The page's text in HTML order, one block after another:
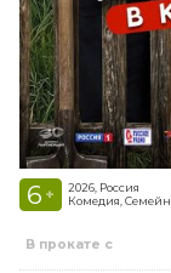
6 +
2026, Россия
Комедия,
В прокате с